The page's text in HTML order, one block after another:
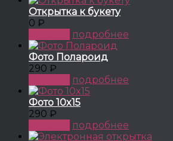
Открытка к букету
0 ₽
подробнее
Фото Полароид
290 ₽
подробнее
Фото 10x15
290 ₽
подробнее